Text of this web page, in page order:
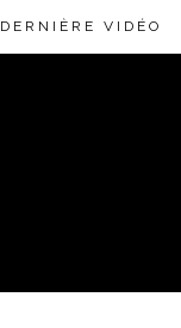
DERNIÈRE VIDÉO